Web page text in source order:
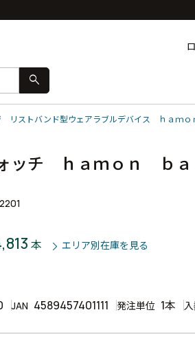
search
リストバンド型ウェアラブルデバイス ｈａｍ
ッチ ｈａｍｏｎ ｂ
本 エリア別在庫を見る
JAN 4589457401111 発注単位 1本